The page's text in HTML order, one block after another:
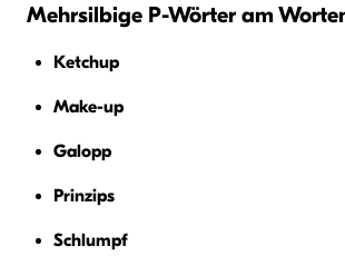
Mehrsilbige P-Wörter am
Ketchup
Make-up
Galopp
Prinzips
Schlumpf